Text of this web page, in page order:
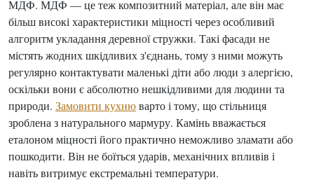
МДФ. МДФ — це теж композитний матеріал, але він має
більш високі характеристики міцності через особливий
алгоритм укладання деревної стружки. Такі фасади не
містять жодних шкідливих з'єднань, тому з ними можуть
регулярно контактувати маленькі діти або люди з алергією,
оскільки вони є абсолютно нешкідливими для людини та
природи. Замовити кухнюварто і тому, що стільниця
зроблена з натурального мармуру. Камінь вважається
еталоном міцності його практично неможливо зламати або
пошкодити. Він не боїться ударів, механічних впливів і
навіть витримує екстремальні температури.